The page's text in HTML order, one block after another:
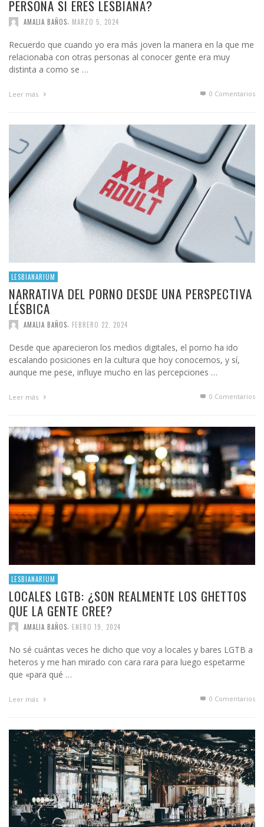
PERSONA SI ERES LESBIANA?
AMALIA BAÑOS MARZO 5, 2024
Recuerdo que cuando yo era más joven la manera en la que me
relacionaba con otras personas al conocer gente era muy
distinta a como se …
Leer más 0 Comentarios
LESBIANARIUM
NARRATIVA DEL PORNO DESDE UNA PERSPECTIVA
LÉSBICA
AMALIA BAÑOS FEBRERO 22, 2024
Desde que aparecieron los medios digitales, el porno ha ido
escalando posiciones en la cultura que hoy conocemos, y sí,
aunque me pese, influye mucho en las percepciones …
Leer más 0 Comentarios
LESBIANARIUM
LOCALES LGTB: ¿SON REALMENTE LOS GHETTOS
QUE LA GENTE CREE?
AMALIA BAÑOS ENERO 19, 2024
No sé cuántas veces he dicho que voy a locales y bares LGTB a
heteros y me han mirado con cara rara para luego espetarme
que «para qué …
Leer más 0 Comentarios